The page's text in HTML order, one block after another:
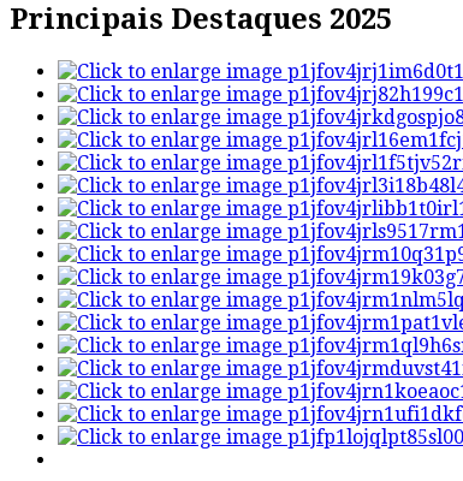
Principais Destaques 2025